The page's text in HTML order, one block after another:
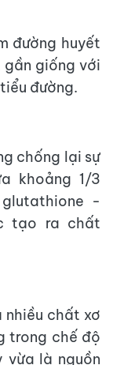
đường huyết
giống với
đường.
chống lại sự
khoảng 1/3
-
tạo ra chất
chất xơ
trong chế độ
vừa là nguồn